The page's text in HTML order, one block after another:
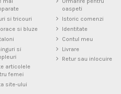
si tricouri
si bluze
si
articolele
femei
site-ului
oaspeti
Istoric comenzi
Identitate
Contul meu
Livrare
Retur sau inlocuire